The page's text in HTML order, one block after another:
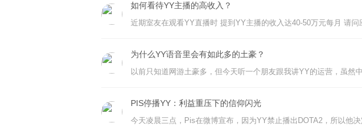
如何看待YY主播的高收入？
为什么YY语音里会有如此多的土豪？
PIS停播YY：利益重压下的信仰闪光